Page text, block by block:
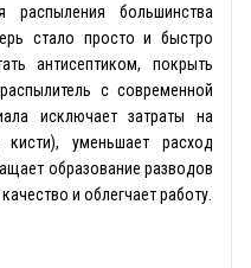
распыления большинства
стало просто и быстро
антисептиком, покрыть
с современной
исключает затраты на
уменьшает расход
образование разводов
и облегчает работу.